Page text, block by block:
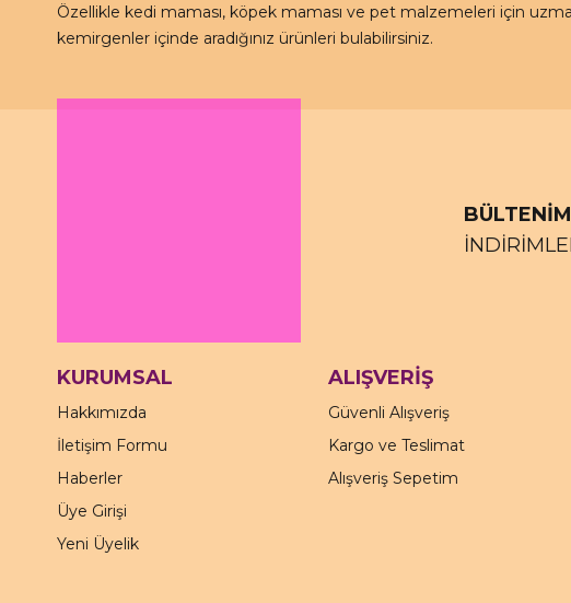
Özellikle kedi maması, köpek maması ve pet malzemeleri için
kemirgenler içinde aradığınız ürünleri bulabilirsiniz.
KURUMSAL
Hakkımızda
İletişim Formu
Haberler
Üye Girişi
Yeni Üyelik
ALIŞVERİŞ
Güvenli Alışveriş
Kargo ve Teslimat
Alışveriş Sepetim